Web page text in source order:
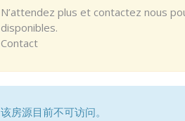
N’attendez plus et contactez nous
disponibles.
Contact
该房源目前不可访问。